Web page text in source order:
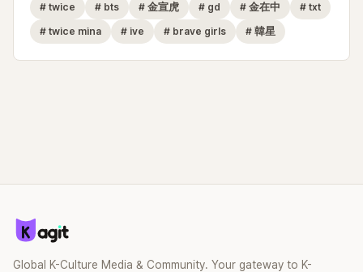
# twice # bts # 金宣虎 # gd # 金在中 # txt
# twice mina # ive # brave girls # 韓星
Global K-Culture Media & Community. Your gateway to K-